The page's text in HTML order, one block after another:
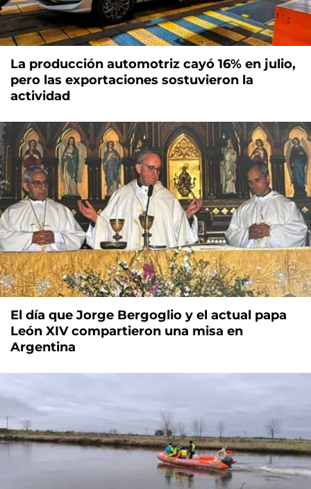
La producción automotriz cayó 16% en julio,
pero las exportaciones sostuvieron la
actividad
El día que Jorge Bergoglio y el actual papa
León XIV compartieron una misa en
Argentina